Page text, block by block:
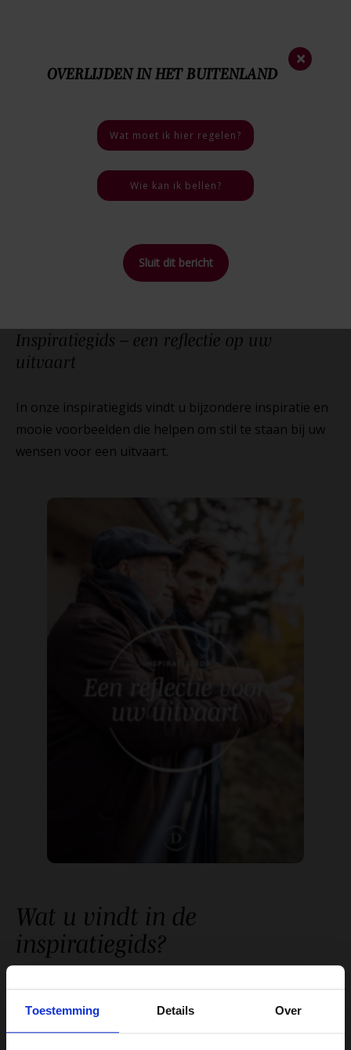
Toestemming Details Over
4.7 / 5
Inspiratiegids – een reflectie op uw
uitvaart
In onze inspiratiegids vindt u bijzondere inspiratie en
mooie voorbeelden die helpen om stil te staan bij uw
wensen voor een uitvaart.
Wat u vindt in de
inspiratiegids?
Verzorging, opbaring en locatie
×
OVERLIJDEN IN HET BUITENLAND
Wat moet ik hier regelen?
Wie kan ik bellen?
Sluit dit bericht